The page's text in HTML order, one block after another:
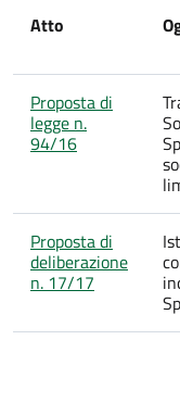
Atto
Proposta di
legge n.
94/16
Proposta di
deliberazione
n. 17/17